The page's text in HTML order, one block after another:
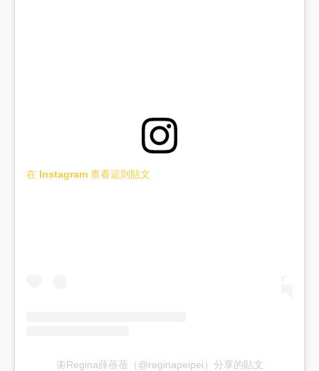
在 Instagram 查看這則貼文
🦋Regina薛蓓蓓（@reginapeipei）分享的貼文